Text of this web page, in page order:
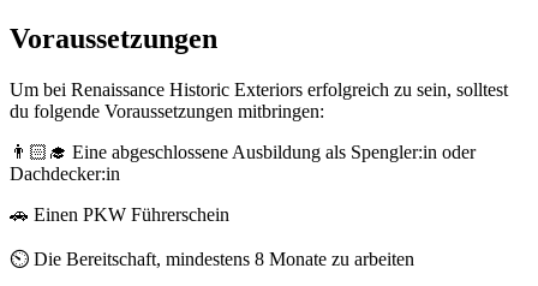
Voraussetzungen
Um bei Renaissance Historic Exteriors erfolgreich zu sein, solltest
du folgende Voraussetzungen mitbringen:
👨🏻‍🎓 Eine abgeschlossene Ausbildung als Spengler:in oder
Dachdecker:in
🚗 Einen PKW Führerschein
⏲️ Die Bereitschaft, mindestens 8 Monate zu arbeiten